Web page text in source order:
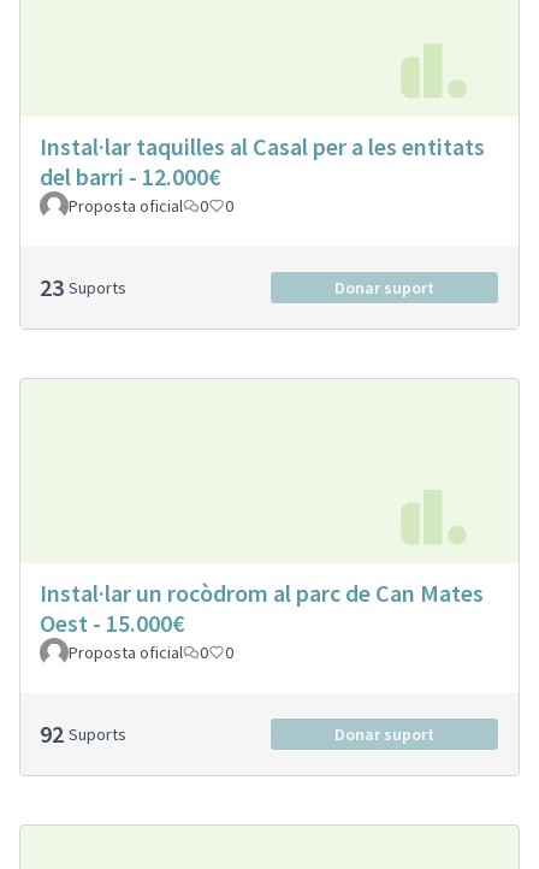
Instal·lar taquilles al Casal per a les entitats
del barri - 12.000€
Proposta oficial 0 0
23 Suports Donar suport
Instal·lar un rocòdrom al parc de Can Mates
Oest - 15.000€
Proposta oficial 0 0
92 Suports Donar suport